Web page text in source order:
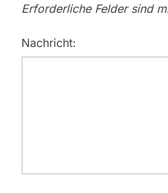
Erforderliche Felder sind
Nachricht: